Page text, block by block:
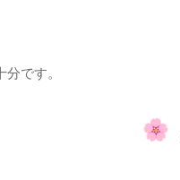
です。